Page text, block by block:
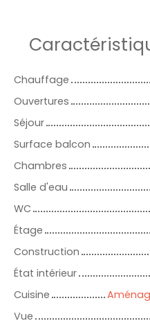
Chauffage
Ouvertures
Séjour
Surface balcon
Chambres
Salle d'eau
WC
Étage
Construction
État intérieur
Cuisine
Vue